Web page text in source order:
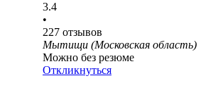
3.4
•
227 отзывов
Мытищи (Московская область)
Можно без резюме
Откликнуться